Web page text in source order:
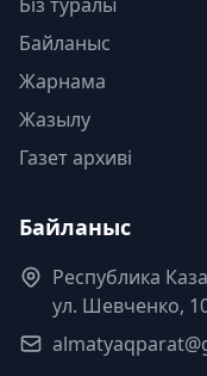
Байланыс
Жарнама
Жазылу
Газет архиві
Байланыс
Республика
ул. Шевченко,